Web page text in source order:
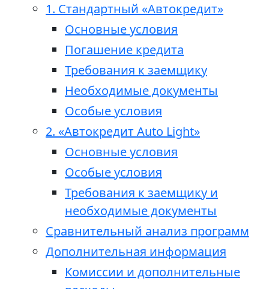
1. Стандартный «Автокредит»
Основные условия
Погашение кредита
Требования к заемщику
Необходимые документы
Особые условия
2. «Автокредит Auto Light»
Основные условия
Особые условия
Требования к заемщику и
необходимые документы
Сравнительный анализ программ
Дополнительная информация
Комиссии и дополнительные